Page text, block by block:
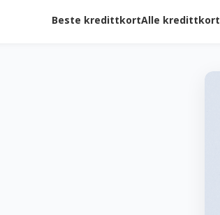
Beste kredittkortAlle kredittkort